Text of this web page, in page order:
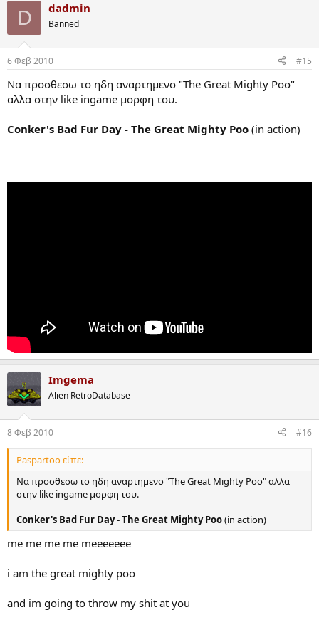
s
D dadmin
Banned
6 Φεβ 2010 #15
Να προσθεσω το ηδη αναρτημενο "The Great Mighty Poo"
αλλα στην like ingame μορφη του.
Conker's Bad Fur Day - The Great Mighty Poo (in action)
Imgema
Alien RetroDatabase
8 Φεβ 2010 #16
Paspartoo είπε:
Να προσθεσω το ηδη αναρτημενο "The Great Mighty Poo" αλλα
στην like ingame μορφη του.
Conker's Bad Fur Day - The Great Mighty Poo(in action)
me me me me meeeeeee
i am the great mighty poo
and im going to throw my shit at you